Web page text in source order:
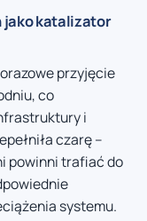
jako katalizator
przyjęcie
co
i
czarę –
powinni trafiać do
systemu.